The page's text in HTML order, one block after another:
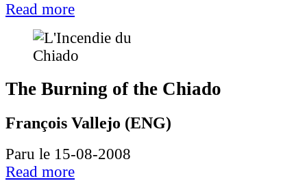
Read more
The Burning of the Chiado
François Vallejo (ENG)
Paru le 15-08-2008
Read more